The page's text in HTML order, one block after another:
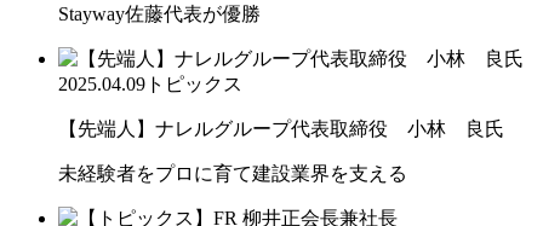
Stayway佐藤代表が優勝
2025.04.09 トピックス
【先端人】ナレルグループ代表取締役 小林 良氏
未経験者をプロに育て建設業界を支える